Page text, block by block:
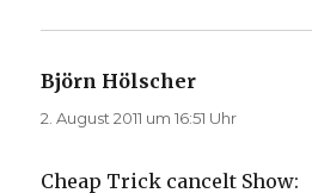
Björn Hölscher
2. August 2011 um 16:51 Uhr
Cheap Trick cancelt Show: